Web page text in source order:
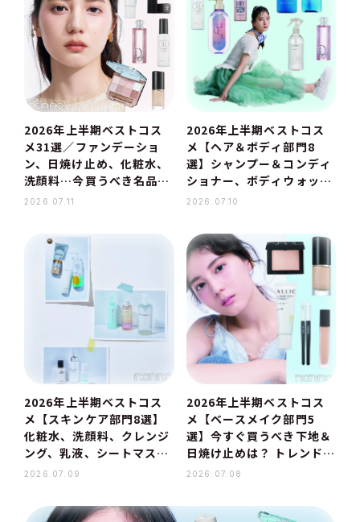
2026年上半期ベストコス
メ31選／ファンデーショ
ン、日焼け止め、化粧水、
洗顔料…今買うべき名品が
集合！
2026.07.11
2026年上半期ベストコス
メ【ヘア＆ボディ部門8
選】シャンプー＆コンディ
ショナー、ボディウォッシ
ュ、ヘアオイル…美容プロ
2026.07.10
2026年上半期ベストコス
メ【スキンケア部門8選】
化粧水、洗顔料、クレンジ
ング、乳液、シートマスク
をまとめ
2026.07.09
2026年上半期ベストコス
メ【ベースメイク部門5
選】今すぐ買うべき下地＆
日焼け止めは？ トレンドの
ツヤ肌になれるファンデー
2026.07.08